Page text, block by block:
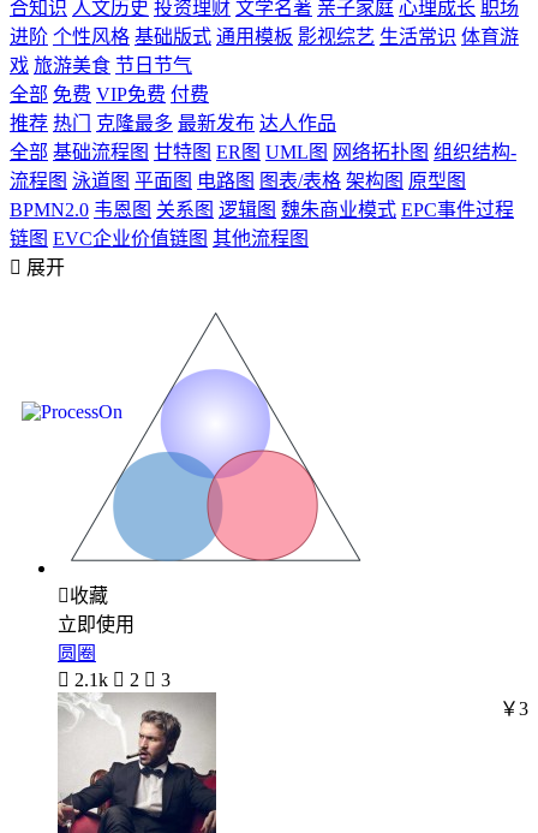
合知识 人文历史 投资理财 文学名著 亲子家庭 心理成长 职场
进阶 个性风格 基础版式 通用模板 影视综艺 生活常识 体育游
戏 旅游美食 节日节气
全部 免费 VIP免费 付费
推荐 热门 克隆最多 最新发布 达人作品
全部 基础流程图 甘特图 ER图 UML图 网络拓扑图 组织结构-
流程图 泳道图 平面图 电路图 图表/表格 架构图 原型图
BPMN2.0 韦恩图 关系图 逻辑图 魏朱商业模式 EPC事件过程
链图 EVC企业价值链图 其他流程图
 展开
收藏
立即使用
圆圈
 2.1k  2  3
￥3